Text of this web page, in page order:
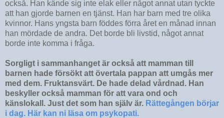
också. Han kände sig inte elak eller något annat utan tyckte
att han gjorde barnen en tjänst. Han har barn med tre olika
kvinnor. Hans yngsta barn föddes förra året en månad innan
han mördade de andra. Det borde bli livstid, något annat
borde inte komma i fråga.
Sorgligt i sammanhanget är också att mamman till
barnen hade försökt att övertala pappan att umgås mer
med dem. Fruktansvärt. De hade delad vårdnad. Han
beskyller också mamman för att vara ond och
känslokall. Just det som han själv är. Rättegången börjar
i dag. Här kan ni läsa om psykopati.